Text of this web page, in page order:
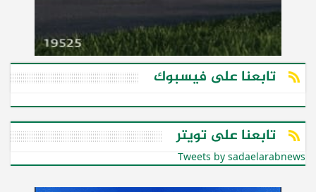
تابعنا على فيسبوك
تابعنا على تويتر
Tweets by sadaelarabnews